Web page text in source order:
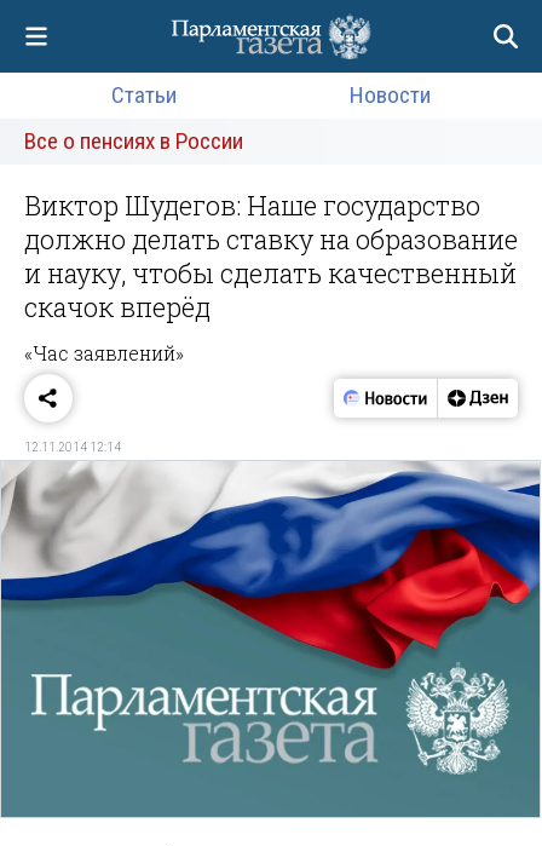
Статьи
Новости
Все о пенсиях в России
Виктор Шудегов: Наше государство
должно делать ставку на образование
и науку, чтобы сделать качественный
скачок вперёд
«Час заявлений»
12.11.2014 12:14